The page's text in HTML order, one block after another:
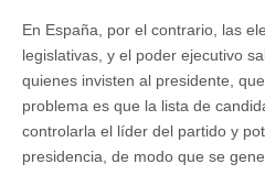
En España, por el contrario, las
legislativas, y el poder ejecutivo
quienes invisten al presidente,
problema es que la lista de
controlarla el líder del partido y
presidencia, de modo que se